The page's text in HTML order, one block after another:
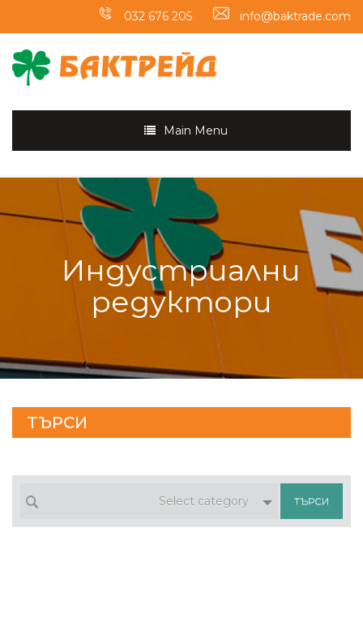
032 676 205 info@baktrade.com
Main Menu
Индустриални
редуктори
ТЪРСИ
Select category